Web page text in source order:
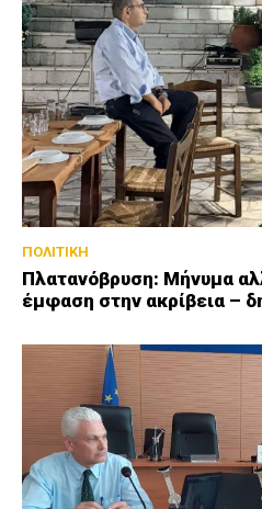
ΠΟΛΙΤΙΚΗ
Πλατανόβρυση: Μήνυμα
έμφαση στην ακρίβεια –